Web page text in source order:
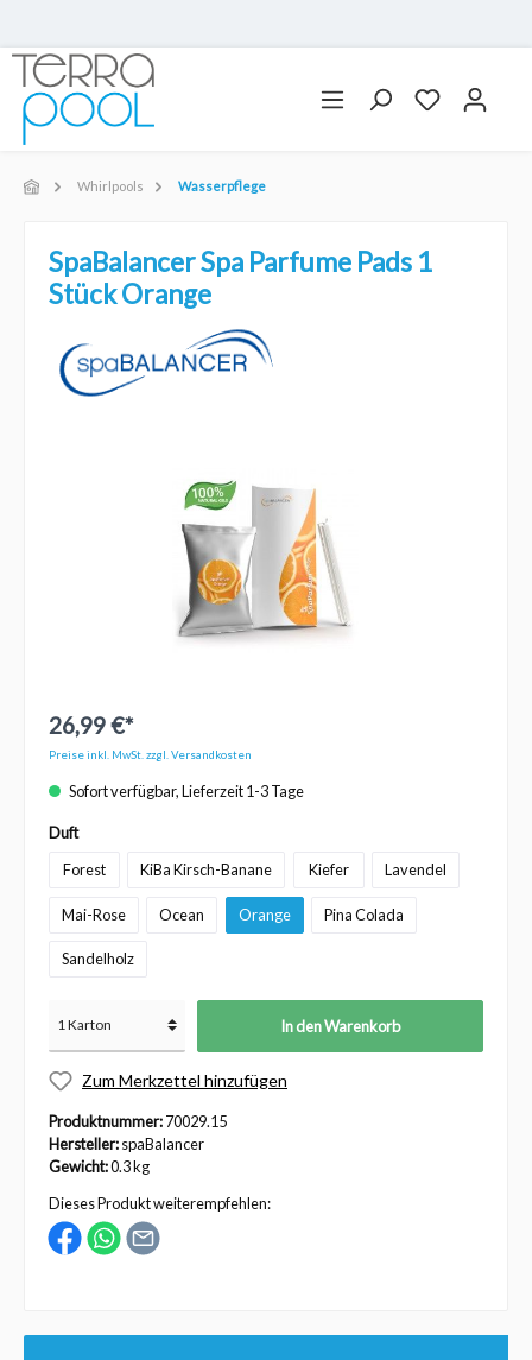
Whirlpools Wasserpflege
SpaBalancer Spa Parfume Pads 1
Stück Orange
26,99 €*
Preise inkl. MwSt. zzgl. Versandkosten
Sofort verfügbar, Lieferzeit 1-3 Tage
Duft
Forest
KiBa Kirsch-Banane Kiefer Lavendel
Mai-Rose Ocean Orange Pina Colada
Sandelholz
In den Warenkorb
Zum Merkzettel hinzufügen
Produktnummer:70029.15
Hersteller:spaBalancer
Gewicht:0.3 kg
Dieses Produkt weiterempfehlen: